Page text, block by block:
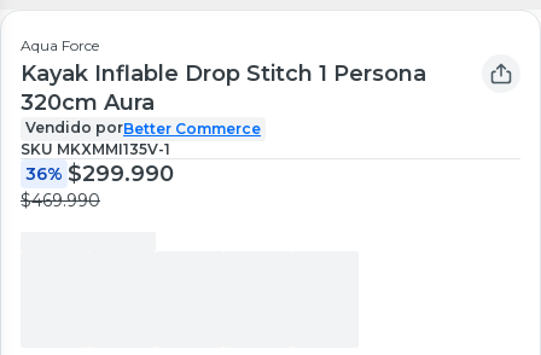
Aqua Force
Kayak Inflable Drop Stitch 1 Persona
320cm Aura
Vendido porBetter Commerce
SKU MKXMMI135V-1
36% $299.990
$469.990